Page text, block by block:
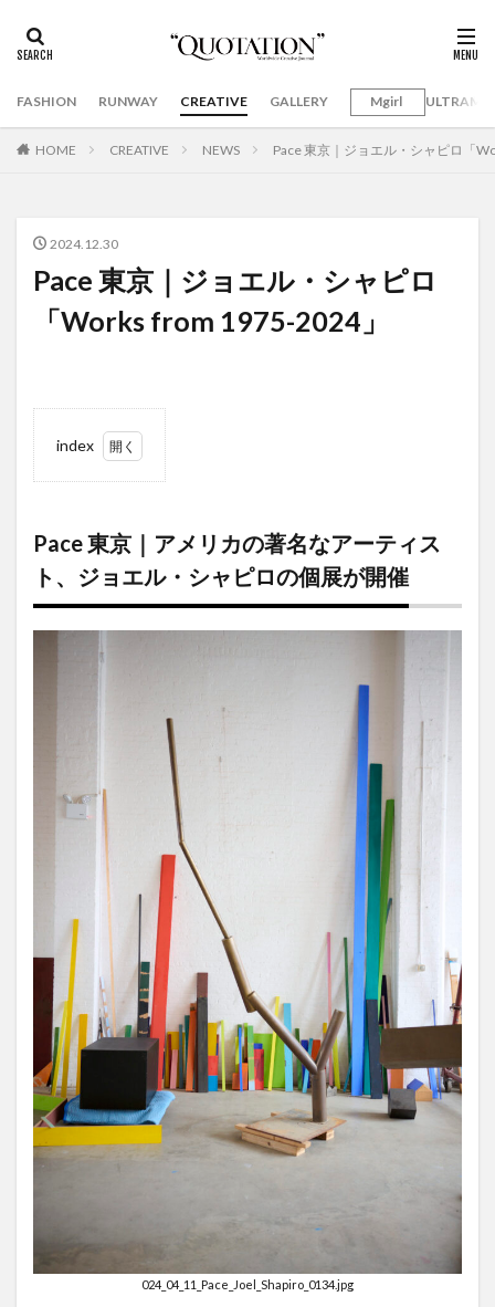
FASHION RUNWAY CREATIVE GALLERY Mgirl
HOME CREATIVE NEWS Pace 東京｜ジョエル・シャピロ「
2024.12.30
Pace 東京｜ジョエル・シャピロ
「Works from 1975-2024」
index
1
｜ア
カの
著名
の個
展が
Pace 東京｜アメリカの著名なアーティス
ト、ジョエル・シャピロの個展が開催
024_04_11_Pace_Joel_Shapiro_0134.jpg